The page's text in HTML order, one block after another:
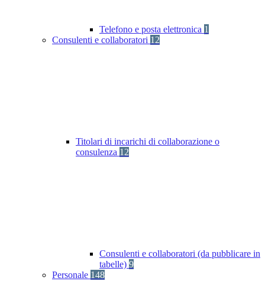
Telefono e posta elettronica 1
Consulenti e collaboratori 12
Titolari di incarichi di collaborazione o
consulenza 12
Consulenti e collaboratori (da pubblicare in
tabelle) 9
Personale 148